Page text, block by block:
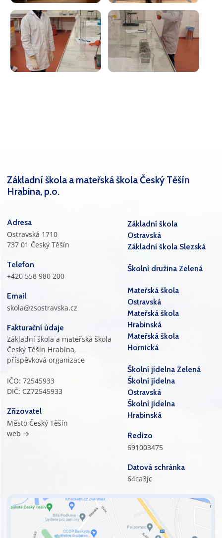
Základní škola a mateřská škola Český Těšín
Hrabina, p.o.
Adresa
Ostravská 1710
737 01 Český Těšín
Telefon
+420 558 980 200
Email
skola@zsostravska.cz
Fakturační údaje
Základní škola a mateřská škola
Český Těšín Hrabina,
příspěvková organizace
IČO: 72545933
DIČ: CZ72545933
Zřizovatel
Město Český Těšín
web →
Základní škola
Ostravská
Základní škola Slezská
Školní družina Zelená
Mateřská škola
Ostravská
Mateřská škola
Hrabinská
Mateřská škola
Hornická
Školní jídelna Zelená
Školní jídelna
Ostravská
Školní jídelna
Hrabinská
Redizo
691003475
Datová schránka
64ca3jc